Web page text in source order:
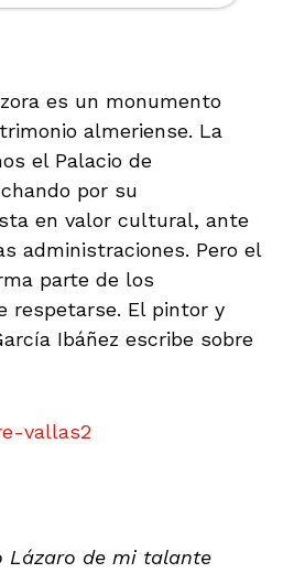
es un monumento
almeriense. La
el Palacio de
por su
en valor cultural, ante
administraciones. Pero el
parte de los
respetarse. El pintor y
Ibáñez escribe sobre
Lázaro de mi talante